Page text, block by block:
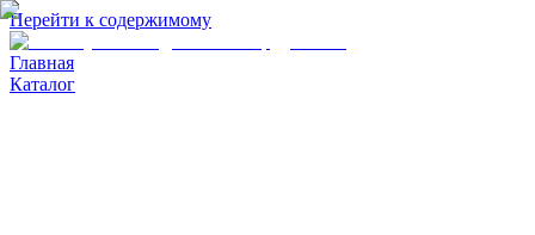
Перейти к содержимому
Главная
Каталог